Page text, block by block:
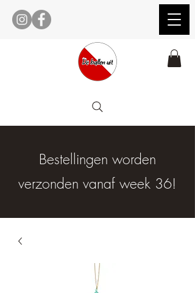
Bestellingen worden
verzonden vanaf week 36!